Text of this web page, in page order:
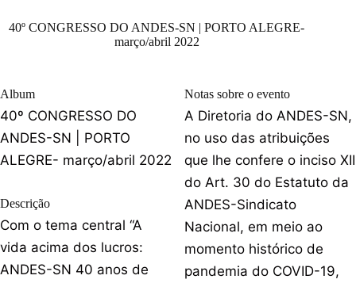
40º CONGRESSO DO ANDES-SN | PORTO ALEGRE-
março/abril 2022
Album
40º CONGRESSO DO
ANDES-SN | PORTO
ALEGRE- março/abril 2022
Descrição
Com o tema central “A
vida acima dos lucros:
ANDES-SN 40 anos de
Notas sobre o evento
A Diretoria do ANDES-SN,
no uso das atribuições
que lhe confere o inciso XII
do Art. 30 do Estatuto da
ANDES-Sindicato
Nacional, em meio ao
momento histórico de
pandemia do COVID-19,